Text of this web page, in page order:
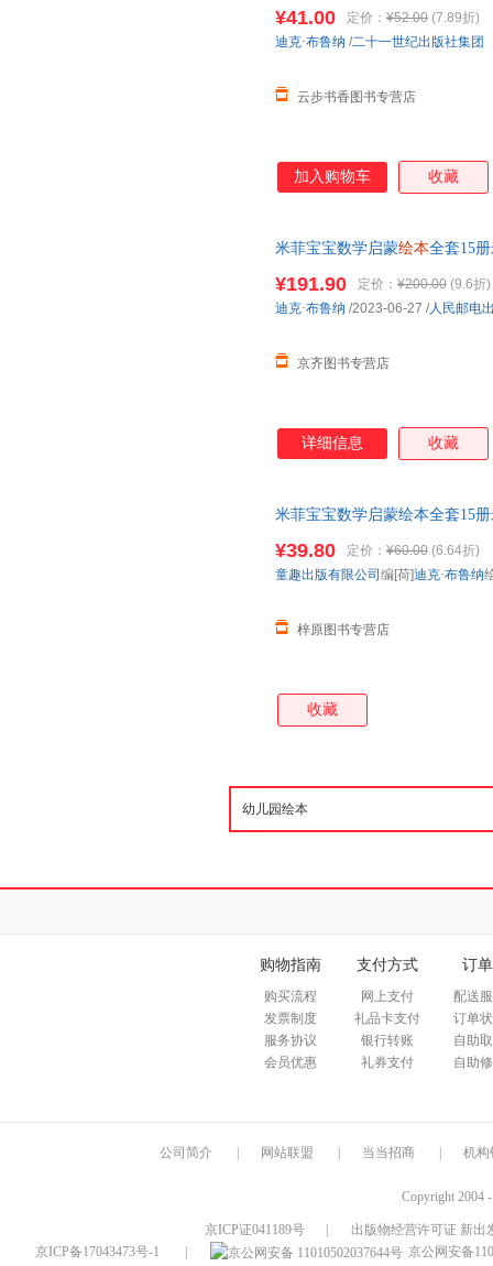
¥41.00 定价： ¥52.00 (7.89折)
云步书香图书专营店
迪克·布鲁纳 /二十一世纪出版社集团
加入购物车 收藏
米菲宝宝数学启蒙绘本全套15
¥191.90 定价： ¥200.00 (9.6折)
京齐图书专营店
迪克·布鲁纳 /2023-06-27 /人民邮电
详细信息 收藏
米菲宝宝数学启蒙绘本全套15
¥39.80 定价： ¥60.00 (6.64折)
梓原图书专营店
童趣出版有限公司 编[荷]迪克·布鲁纳
收藏
购物指南
购买流程
发票制度
服务协议
会员优惠
支付方式
网上支付
礼品卡支付
银行转账
礼券支付
订
配送
订单
自助
自助
公司简介 网站联盟 当当招商 机构
Copyright 2004
京ICP证041189号
出版物经营许可证 新出
京ICP备17043473号-1
京公网安备